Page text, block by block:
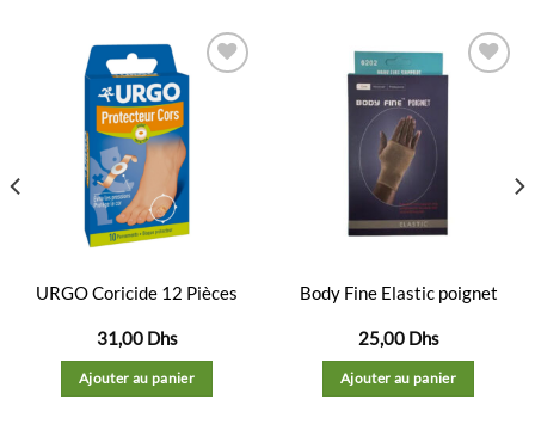
URGO Coricide 12 Pièces
31,00 Dhs
Ajouter au panier
Body Fine Elastic poignet
25,00 Dhs
Ajouter au panier